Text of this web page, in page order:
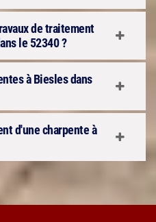
de traitement
le 52340 ?
à Biesles dans
d'une charpente à